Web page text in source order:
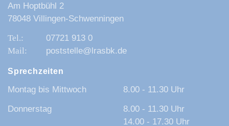
Am Hoptbühl 2
78048 Villingen-Schwenningen
07721 913 0
poststelle@lrasbk.de
Sprechzeiten
Montag bis Mittwoch
8.00 - 11.30 Uhr
Donnerstag
8.00 - 11.30 Uhr
14.00 - 17.30 Uhr